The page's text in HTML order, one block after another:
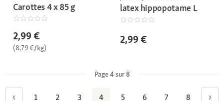
Carottes 4 x 85 g
2,99 €
(8,79 €/kg)
latex hippopotame L
2,99 €
Page 4 sur 8
1 2 3 4 5 6 7 8